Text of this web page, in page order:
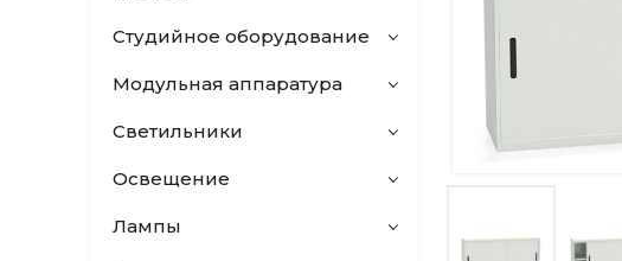
Студийное оборудование
Модульная аппаратура
Светильники
Освещение
Лампы